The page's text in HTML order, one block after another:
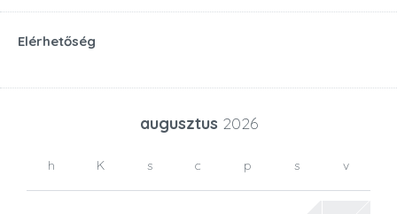
Elérhetőség
augusztus 2026
h K s c p s v